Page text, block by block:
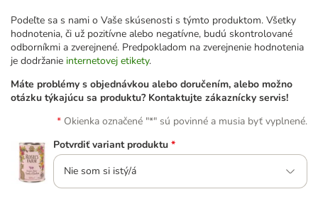
Podeľte sa s nami o Vaše skúsenosti s týmto produktom. Všetky
hodnotenia, či už pozitívne alebo negatívne, budú skontrolované
odborníkmi a zverejnené. Predpokladom na zverejnenie hodnotenia
je dodržanie internetovej etikety.
Máte problémy s objednávkou alebo doručením, alebo možno
otázku týkajúcu sa produktu? Kontaktujte zákaznícky servis!
Okienka označené "*" sú povinné a musia byť vyplnené.
Potvrdiť variant produktu *
Nie som si istý/á